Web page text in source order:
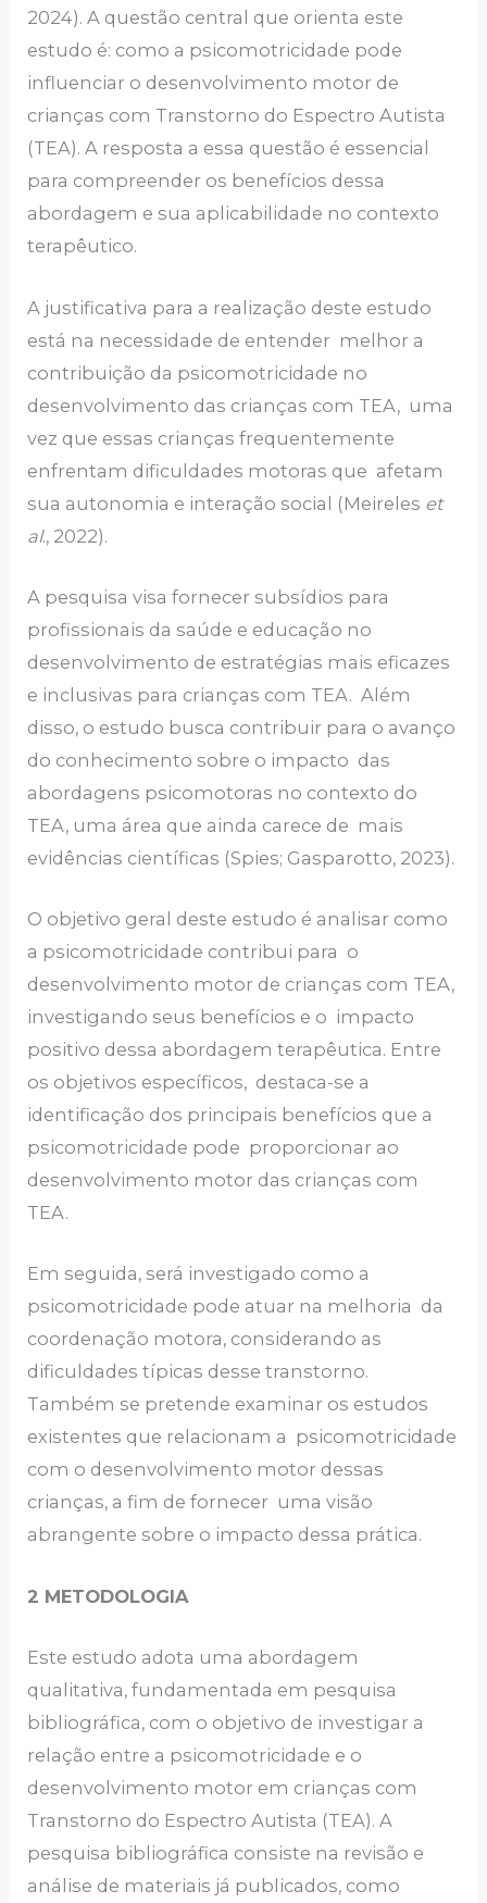
2024). A questão central que orienta este
estudo é: como a psicomotricidade pode
influenciar o desenvolvimento motor de
crianças com Transtorno do Espectro Autista
(TEA). A resposta a essa questão é essencial
para compreender os benefícios dessa
abordagem e sua aplicabilidade no contexto
terapêutico.
A justificativa para a realização deste estudo
está na necessidade de entender melhor a
contribuição da psicomotricidade no
desenvolvimento das crianças com TEA, uma
vez que essas crianças frequentemente
enfrentam dificuldades motoras que afetam
sua autonomia e interação social (Meireles et
al., 2022).
A pesquisa visa fornecer subsídios para
profissionais da saúde e educação no
desenvolvimento de estratégias mais eficazes
e inclusivas para crianças com TEA. Além
disso, o estudo busca contribuir para o avanço
do conhecimento sobre o impacto das
abordagens psicomotoras no contexto do
TEA, uma área que ainda carece de mais
evidências científicas (Spies; Gasparotto, 2023).
O objetivo geral deste estudo é analisar como
a psicomotricidade contribui para o
desenvolvimento motor de crianças com TEA,
investigando seus benefícios e o impacto
positivo dessa abordagem terapêutica. Entre
os objetivos específicos, destaca-se a
identificação dos principais benefícios que a
psicomotricidade pode proporcionar ao
desenvolvimento motor das crianças com
TEA.
Em seguida, será investigado como a
psicomotricidade pode atuar na melhoria da
coordenação motora, considerando as
dificuldades típicas desse transtorno.
Também se pretende examinar os estudos
existentes que relacionam a psicomotricidade
com o desenvolvimento motor dessas
crianças, a fim de fornecer uma visão
abrangente sobre o impacto dessa prática.
2 METODOLOGIA
Este estudo adota uma abordagem
qualitativa, fundamentada em pesquisa
bibliográfica, com o objetivo de investigar a
relação entre a psicomotricidade e o
desenvolvimento motor em crianças com
Transtorno do Espectro Autista (TEA). A
pesquisa bibliográfica consiste na revisão e
análise de materiais já publicados, como